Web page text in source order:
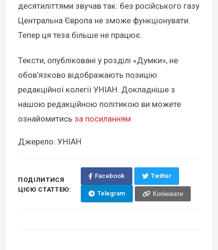
десятиліттями звучав так: без російського газу
Центральна Європа не зможе функціонувати.
Тепер ця теза більше не працює.
Тексти, опубліковані у розділі «Думки», не
обов’язково відображають позицію
редакційної колегії УНІАН. Докладніше з
нашою редакційною політикою ви можете
ознайомитись за посиланням
Джерело: УНІАН
ПОДІЛИТИСЯ
ЦІЄЮ СТАТТЕЮ:
Facebook Twitter
Telegram Копіювати